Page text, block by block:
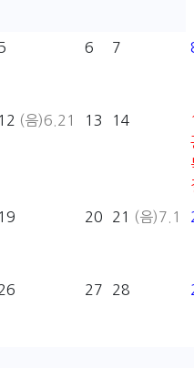
6 7
12 (음)6.21 13 14
19 20 21 (음)7.1
27 28